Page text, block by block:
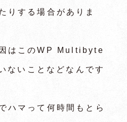
りする場合がありま
はこのWP Multibyte
ないことなどなんです
ハマって何時間もとら